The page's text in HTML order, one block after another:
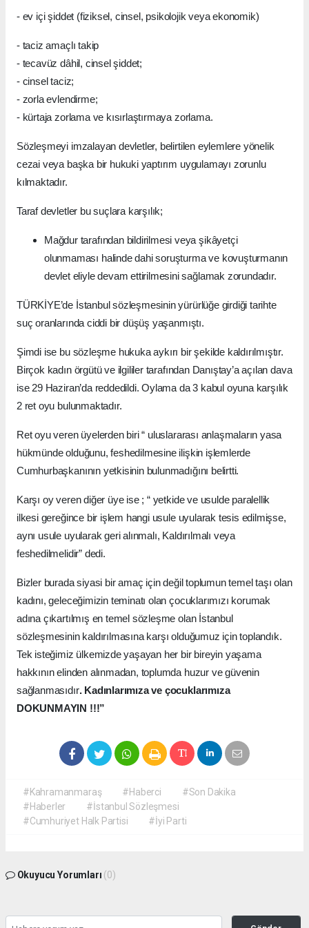
- ev içi şiddet (fiziksel, cinsel, psikolojik veya ekonomik)
- taciz amaçlı takip
- tecavüz dâhil, cinsel şiddet;
- cinsel taciz;
- zorla evlendirme;
- kürtaja zorlama ve kısırlaştırmaya zorlama.
Sözleşmeyi imzalayan devletler, belirtilen eylemlere yönelik
cezai veya başka bir hukuki yaptırım uygulamayı zorunlu
kılmaktadır.
Taraf devletler bu suçlara karşılık;
Mağdur tarafından bildirilmesi veya şikâyetçi
olunmaması halinde dahi soruşturma ve kovuşturmanın
devlet eliyle devam ettirilmesini sağlamak zorundadır.
TÜRKİYE’de İstanbul sözleşmesinin yürürlüğe girdiği tarihte
suç oranlarında ciddi bir düşüş yaşanmıştı.
Şimdi ise bu sözleşme hukuka aykırı bir şekilde kaldırılmıştır.
Birçok kadın örgütü ve ilgililer tarafından Danıştay’a açılan dava
ise 29 Haziran’da reddedildi. Oylama da 3 kabul oyuna karşılık
2 ret oyu bulunmaktadır.
Ret oyu veren üyelerden biri “ uluslararası anlaşmaların yasa
hükmünde olduğunu, feshedilmesine ilişkin işlemlerde
Cumhurbaşkanının yetkisinin bulunmadığını belirtti.
Karşı oy veren diğer üye ise ; “ yetkide ve usulde paralellik
ilkesi gereğince bir işlem hangi usule uyularak tesis edilmişse,
aynı usule uyularak geri alınmalı, Kaldırılmalı veya
feshedilmelidir” dedi.
Bizler burada siyasi bir amaç için değil toplumun temel taşı olan
kadını, geleceğimizin teminatı olan çocuklarımızı korumak
adına çıkartılmış en temel sözleşme olan İstanbul
sözleşmesinin kaldırılmasına karşı olduğumuz için toplandık.
Tek isteğimiz ülkemizde yaşayan her bir bireyin yaşama
hakkının elinden alınmadan, toplumda huzur ve güvenin
sağlanmasıdır. Kadınlarımıza ve çocuklarımıza
DOKUNMAYIN !!!”
#Kahramanmaraş #Haberci
#Son Dakika
#Haberler
#İstanbul Sözleşmesi
#Cumhuriyet Halk Partisi
#İyi Parti
Okuyucu Yorumları (0)